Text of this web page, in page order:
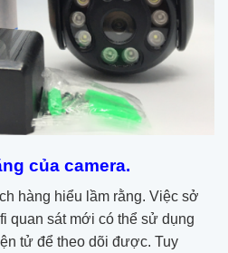
của camera.
hàng hiểu lầm rằng. Việc sở
quan sát mới có thể sử dụng
tử để theo dõi được. Tuy